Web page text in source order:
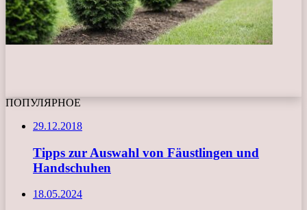
ПОПУЛЯРНОЕ
29.12.2018
Tipps zur Auswahl von Fäustlingen und
Handschuhen
18.05.2024